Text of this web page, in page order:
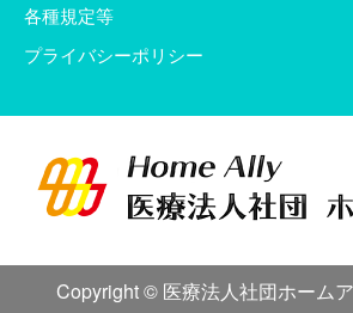
各種規定等
プライバシーポリシー
Copyright © 医療法人社団ホーム